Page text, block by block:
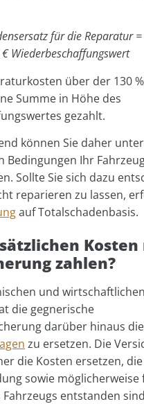
für die Reparatur
Wiederbeschaffungswert
über der 130
Summe in Höhe des
gezahlt.
können Sie daher
Bedingungen Ihr
Sollte Sie sich dazu
reparieren zu lassen,
auf Totalschadenbasis.
Kosten
zahlen?
und wirtschaftlichen
die gegnerische
darüber hinaus
zu ersetzen. Die
die Kosten ersetzen,
sowie möglicherweise
entstanden